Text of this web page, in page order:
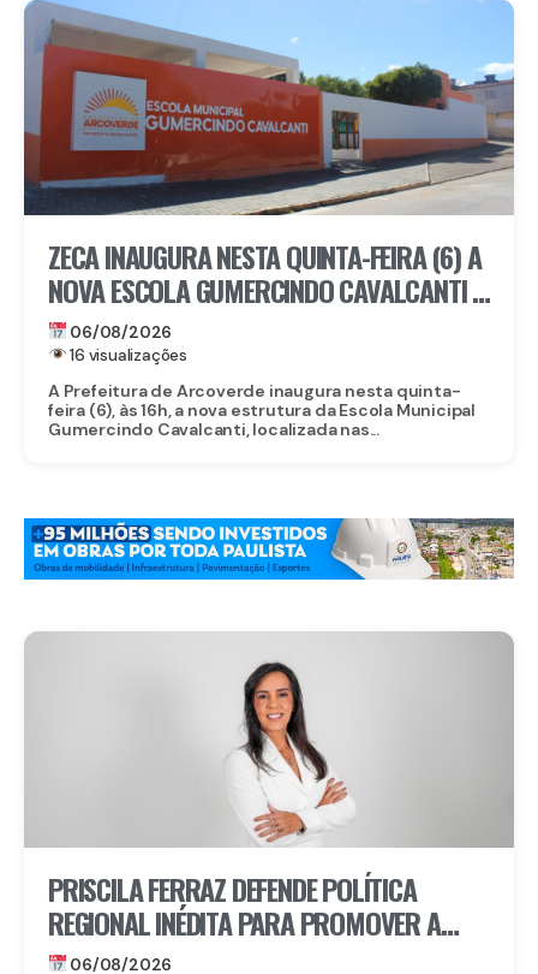
ZECA INAUGURA NESTA QUINTA-FEIRA (6) A
NOVA ESCOLA GUMERCINDO CAVALCANTI E
AUTORIZA OBRAS DE CALÇAMENTO EM
ARCOVERDE
06/08/2026
16 visualizações
A Prefeitura de Arcoverde inaugura nesta quinta-
feira (6), às 16h, a nova estrutura da Escola Municipal
Gumercindo Cavalcanti, localizada nas...
PRISCILA FERRAZ DEFENDE POLÍTICA
REGIONAL INÉDITA PARA PROMOVER A
INCLUSÃO DE ENFERMEIROS PCDS E
06/08/2026